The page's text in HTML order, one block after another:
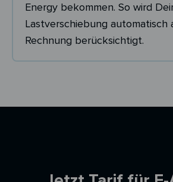
Energy bekommen. So wird
Lastverschiebung automatisch
Rechnung berücksichtigt.